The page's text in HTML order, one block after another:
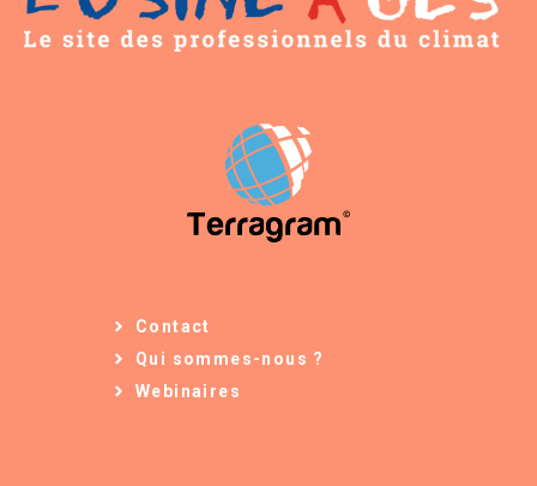
Contact
Qui sommes-nous ?
Webinaires